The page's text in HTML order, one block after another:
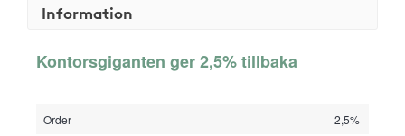
Information
Kontorsgiganten ger 2,5% tillbaka
Order 2,5%